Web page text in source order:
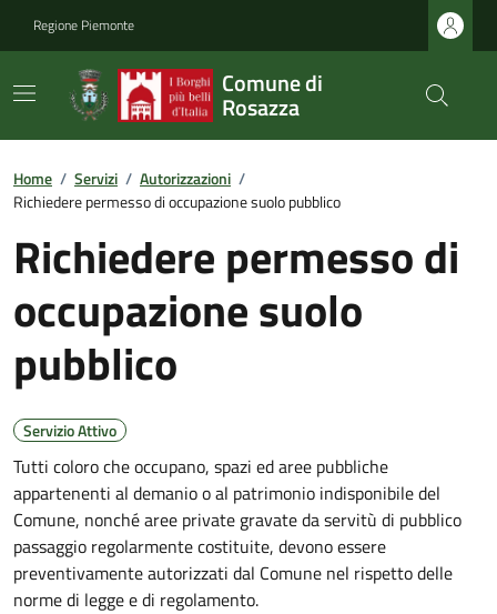
Regione Piemonte
Comune di
Rosazza
Home / Servizi / Autorizzazioni /
Richiedere permesso di occupazione suolo pubblico
Richiedere permesso di
occupazione suolo
pubblico
Servizio Attivo
Tutti coloro che occupano, spazi ed aree pubbliche
appartenenti al demanio o al patrimonio indisponibile del
Comune, nonché aree private gravate da servitù di pubblico
passaggio regolarmente costituite, devono essere
preventivamente autorizzati dal Comune nel rispetto delle
norme di legge e di regolamento.